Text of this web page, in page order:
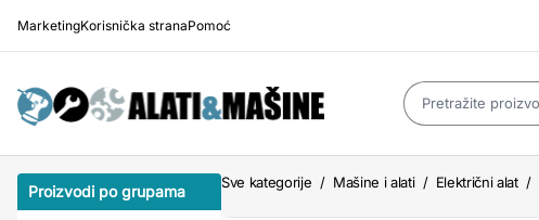
MarketingKorisnička stranaPomoć
Proizvodi po grupama Sve kategorije / Mašine i alati / Električni alat /